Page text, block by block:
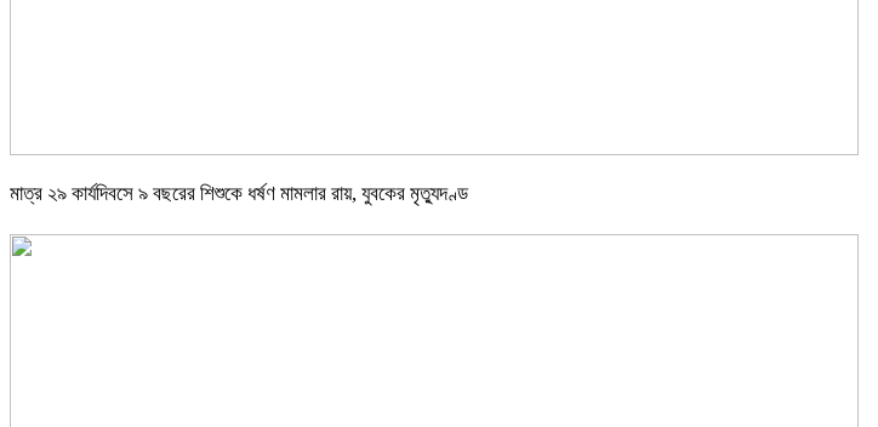
মাত্র ২৯ কার্যদিবসে ৯ বছরের শিশুকে ধর্ষণ মামলার রায়, যুবকের মৃত্যুদণ্ড